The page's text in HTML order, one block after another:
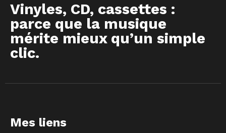
Vinyles, CD, cassettes :
parce que la musique
mérite mieux qu’un simple
clic.
Mes liens